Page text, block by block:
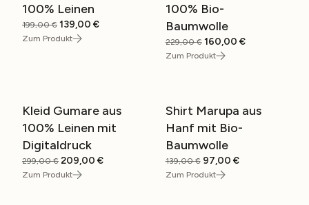
100% Leinen
199,00€ Ursprünglicher
Preis
139,00 €Aktueller
Zum Produkt
100% Bio-
Baumwolle
229,00€ Ursprünglicher
Preis
160,00 €Aktueller
Zum Produkt
SALE
Kleid Gumare aus
100% Leinen mit
Digitaldruck
299,00€ Ursprünglicher
Preis
209,00 €Aktueller
Zum Produkt
SALE
Shirt Marupa aus
Hanf mit Bio-
Baumwolle
139,00€ Ursprünglicher
Preis
97,00 €Aktueller
Zum Produkt